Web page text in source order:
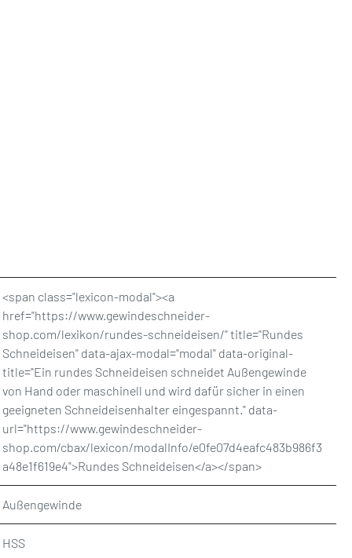
<span class="lexicon-modal"><a
href="https://www.gewindeschneider-
shop.com/lexikon/rundes-schneideisen/" title="Rundes
Schneideisen" data-ajax-modal="modal" data-original-
title="Ein rundes Schneideisen schneidet Außengewinde
von Hand oder maschinell und wird dafür sicher in einen
geeigneten Schneideisenhalter eingespannt." data-
url="https://www.gewindeschneider-
shop.com/cbax/lexicon/modalInfo/e0fe07d4eafc483b986f3
a48e1f619e4">Rundes Schneideisen</a></span>
Außengewinde
HSS